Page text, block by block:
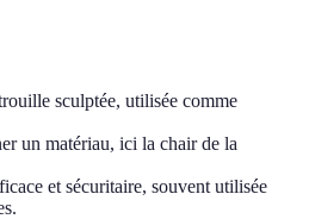
sculptée, utilisée comme
un matériau, ici la chair de la
et sécuritaire, souvent utilisée